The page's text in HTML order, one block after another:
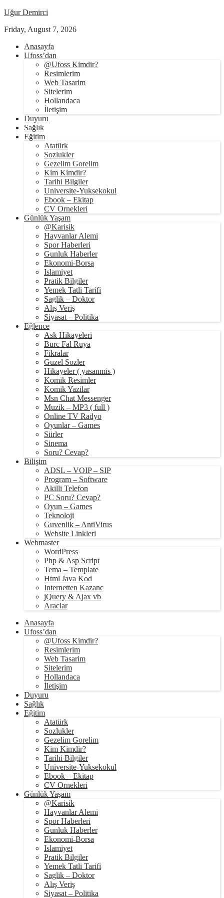
Uğur Demirci
Friday, August 7, 2026
Anasayfa
Ufoss’dan
@Ufoss Kimdir?
Resimlerim
Web Tasarim
Sitelerim
Hollandaca
İletişim
Duyuru
Sağlık
Eğitim
Atatürk
Sozlukler
Gezelim Gorelim
Kim Kimdir?
Tarihi Bilgiler
Universite-Yuksekokul
Ebook – Ekitap
CV Ornekleri
Günlük Yaşam
@Karisik
Hayvanlar Alemi
Spor Haberleri
Gunluk Haberler
Ekonomi-Borsa
Islamiyet
Pratik Bilgiler
Yemek Tatli Tarifi
Saglik – Doktor
Alış Veriş
Siyasat – Politika
Eğlence
Ask Hikayeleri
Burc Fal Ruya
Fikralar
Guzel Sozler
Hikayeler ( yasanmis )
Komik Resimler
Komik Yazilar
Msn Chat Messenger
Muzik – MP3 ( full )
Online TV Radyo
Oyunlar – Games
Siirler
Sinema
Soru? Cevap?
Bilişim
ADSL – VOIP – SIP
Program – Software
Akilli Telefon
PC Soru? Cevap?
Oyun – Games
Teknoloji
Guvenlik – AntiVirus
Website Linkleri
Webmaster
WordPress
Php & Asp Script
Tema – Template
Html Java Kod
Internetten Kazanc
jQuery & Ajax vb
Araclar
Anasayfa
Ufoss’dan
@Ufoss Kimdir?
Resimlerim
Web Tasarim
Sitelerim
Hollandaca
İletişim
Duyuru
Sağlık
Eğitim
Atatürk
Sozlukler
Gezelim Gorelim
Kim Kimdir?
Tarihi Bilgiler
Universite-Yuksekokul
Ebook – Ekitap
CV Ornekleri
Günlük Yaşam
@Karisik
Hayvanlar Alemi
Spor Haberleri
Gunluk Haberler
Ekonomi-Borsa
Islamiyet
Pratik Bilgiler
Yemek Tatli Tarifi
Saglik – Doktor
Alış Veriş
Siyasat – Politika